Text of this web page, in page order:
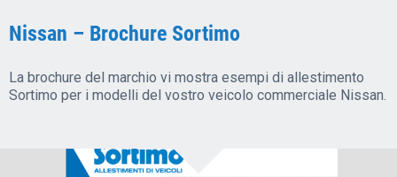
Nissan – Brochure Sortimo
La brochure del marchio vi mostra esempi di allestimento
Sortimo per i modelli del vostro veicolo commerciale Nissan.